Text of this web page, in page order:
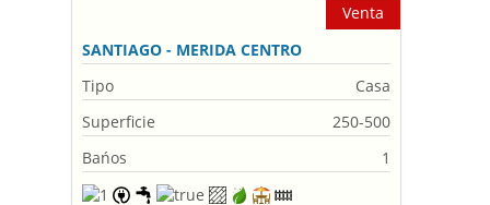
Venta
SANTIAGO - MERIDA CENTRO
Tipo
Casa
Superficie
250-500
Bańos
1